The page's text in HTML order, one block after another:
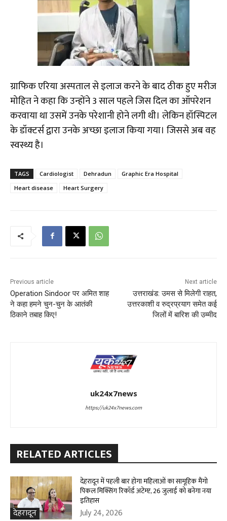
ग्राफिक एरिया अस्पताल से इलाज करने के बाद ठीक हुए मरीज
मोहित ने कहा कि उन्होंने 3 साल पहले जिस दिल का ऑपरेशन
करवाया था उसमें उनके परेशानी होने लगी थी। लेकिन हॉस्पिटल
के डॉक्टर्स द्वारा उनके अच्छा इलाज किया गया। जिससे अब वह
स्वस्थ्य है।
TAGS Cardiologist Dehradun
Graphic Era Hospital
Heart disease
Heart Surgery
Previous article
Operation Sindoor पर अमित शाह
ने कहा हमने चुन-चुन के आतंकी
ठ‍िकाने तबाह किए!
Next article
उत्तराखंड: उमस से मिलेगी राहत,
उत्तरकाशी व रुद्रप्रयाग समेत कई
जिलों में बारिश की उम्‍मीद
uk24x7news
https://uk24x7news.com
RELATED ARTICLES
देहरादून
देहरादून में पहली बार होगा महिलाओं का सामूहिक मैंगो
पिकल मिक्सिंग रिकॉर्ड अटेम्प्ट, 26 जुलाई को बनेगा नया
इतिहास
July 24, 2026